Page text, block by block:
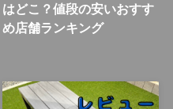
はどこ？値段の安いおすす
め店舗ランキング